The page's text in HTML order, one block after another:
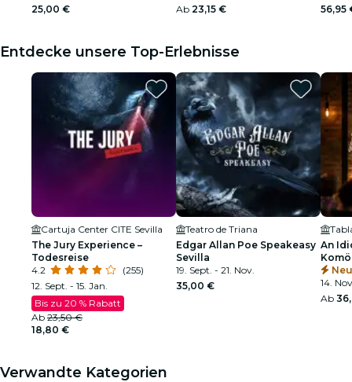
25,00 €
Ab 23,15 €
56,95
Entdecke unsere Top-Erlebnisse
Cartuja Center CITE Sevilla
The Jury Experience –
Todesreise
4.2
(255)
12. Sept. - 15. Jan.
Bis zu 20 % Rabatt
Ab 23,50 €
18,80 €
Teatro de Triana
Edgar Allan Poe Speakeasy
Sevilla
19. Sept. - 21. Nov.
35,00 €
An
14.
Ab
Verwandte Kategorien